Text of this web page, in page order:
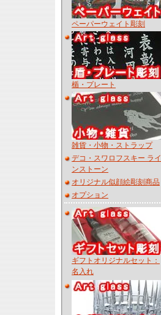
ペーパーウェイト彫刻
楯・プレート
雑貨・小物・ストラップ
デコ・スワロフスキー ライ
ンストーン
オリジナル似顔絵彫刻商品
オプション
ギフトオリジナルセット：
名入れ